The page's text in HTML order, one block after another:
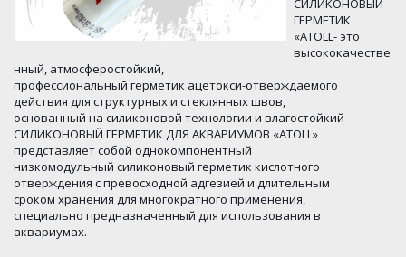
СИЛИКОНОВЫЙ
ГЕРМЕТИК
«ATOLL- это
высококачестве
нный, атмосферостойкий,
профессиональный герметик ацетокси-отверждаемого
действия для структурных и стеклянных швов,
основанный на силиконовой технологии и влагостойкий
СИЛИКОНОВЫЙ ГЕРМЕТИК ДЛЯ АКВАРИУМОВ «ATOLL»
представляет собой однокомпонентный
низкомодульный силиконовый герметик кислотного
отверждения с превосходной адгезией и длительным
сроком хранения для многократного применения,
специально предназначенный для использования в
аквариумах.